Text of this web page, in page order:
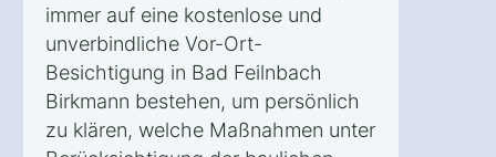
immer auf eine kostenlose und
unverbindliche Vor-Ort-
Besichtigung in Bad Feilnbach
Birkmann bestehen, um persönlich
zu klären, welche Maßnahmen unter